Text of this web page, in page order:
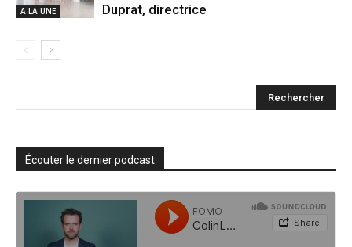
A LA UNE
Duprat, directrice
Écouter le dernier podcast